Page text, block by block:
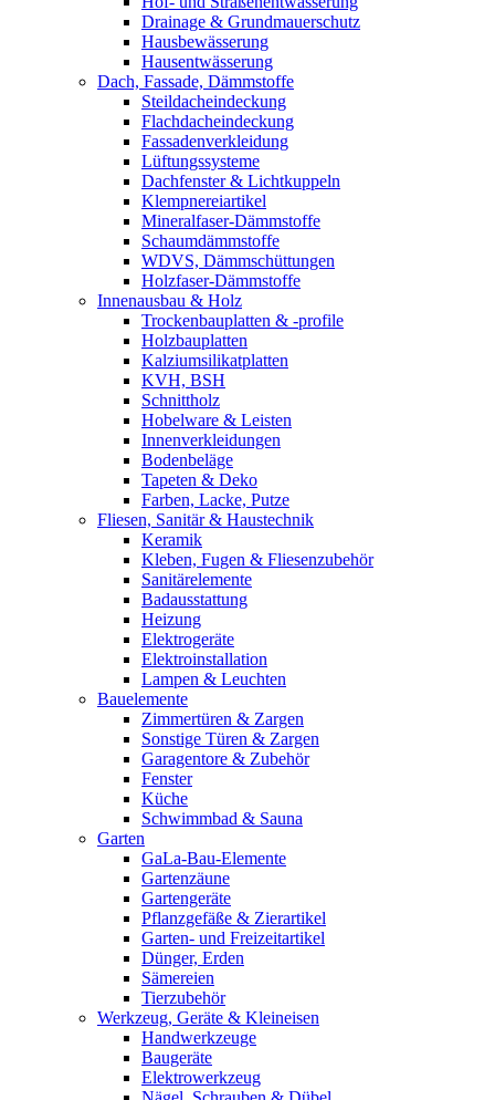
Drainage & Grundmauerschutz
Hausbewässerung
Hausentwässerung
Dach, Fassade, Dämmstoffe
Steildacheindeckung
Flachdacheindeckung
Fassadenverkleidung
Lüftungssysteme
Dachfenster & Lichtkuppeln
Klempnereiartikel
Mineralfaser-Dämmstoffe
Schaumdämmstoffe
WDVS, Dämmschüttungen
Holzfaser-Dämmstoffe
Innenausbau & Holz
Trockenbauplatten & -profile
Holzbauplatten
Kalziumsilikatplatten
KVH, BSH
Schnittholz
Hobelware & Leisten
Innenverkleidungen
Bodenbeläge
Tapeten & Deko
Farben, Lacke, Putze
Fliesen, Sanitär & Haustechnik
Keramik
Kleben, Fugen & Fliesenzubehör
Sanitärelemente
Badausstattung
Heizung
Elektrogeräte
Elektroinstallation
Lampen & Leuchten
Bauelemente
Zimmertüren & Zargen
Sonstige Türen & Zargen
Garagentore & Zubehör
Fenster
Küche
Schwimmbad & Sauna
Garten
GaLa-Bau-Elemente
Gartenzäune
Gartengeräte
Pflanzgefäße & Zierartikel
Garten- und Freizeitartikel
Dünger, Erden
Sämereien
Tierzubehör
Werkzeug, Geräte & Kleineisen
Handwerkzeuge
Baugeräte
Elektrowerkzeug